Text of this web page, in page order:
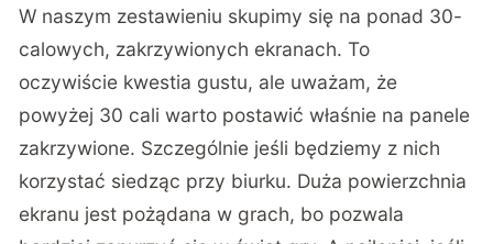
W naszym zestawieniu skupimy się na ponad 30-
calowych, zakrzywionych ekranach. To
oczywiście kwestia gustu, ale uważam, że
powyżej 30 cali warto postawić właśnie na panele
zakrzywione. Szczególnie jeśli będziemy z nich
korzystać siedząc przy biurku. Duża powierzchnia
ekranu jest pożądana w grach, bo pozwala